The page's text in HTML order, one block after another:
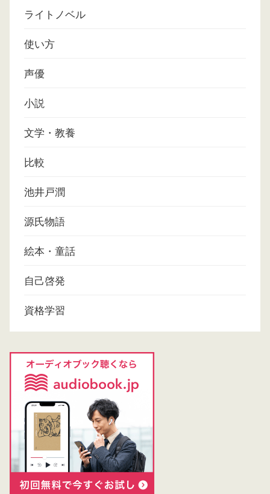
ライトノベル
使い方
声優
小説
文学・教養
比較
池井戸潤
源氏物語
絵本・童話
自己啓発
資格学習